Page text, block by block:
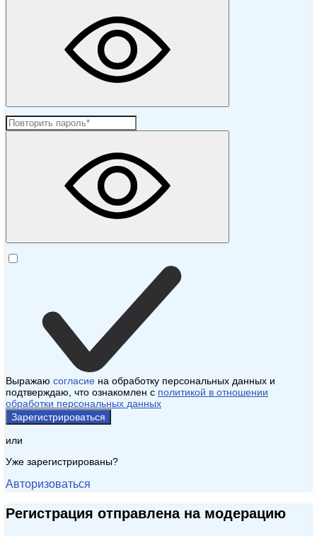
Выражаю согласие на обработку персональных данных и
подтверждаю, что ознакомлен с политикой в отношении
обработки персональных данных
Зарегистрироваться
или
Уже зарегистрированы?
Авторизоваться
Регистрация отправлена на модерацию